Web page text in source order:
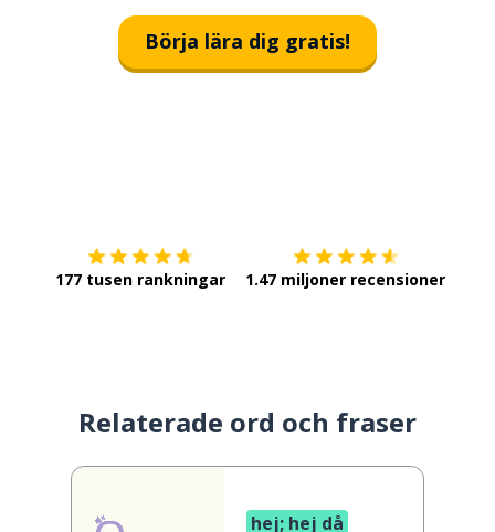
Börja lära dig gratis!
177 tusen rankningar 1.47 miljoner recensioner
Relaterade ord och fraser
hej; hej då